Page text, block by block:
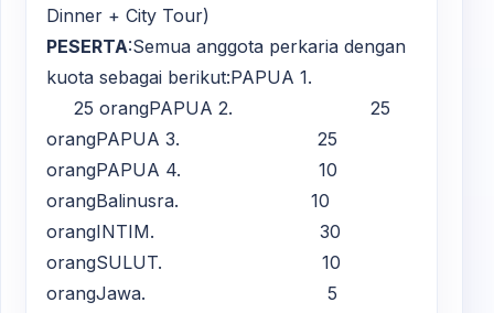
Dinner + City Tour)
PESERTA:Semua anggota perkaria dengan
kuota sebagai berikut:PAPUA 1.
25 orangPAPUA 2. 25
orangPAPUA 3. 25
orangPAPUA 4. 10
orangBalinusra. 10
orangINTIM. 30
orangSULUT. 10
orangJawa. 5